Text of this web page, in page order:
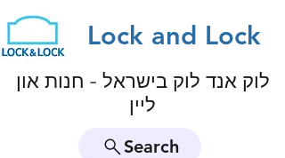
Lock and Lock
לוק אנד לוק בישראל - חנות און
ליין
Search